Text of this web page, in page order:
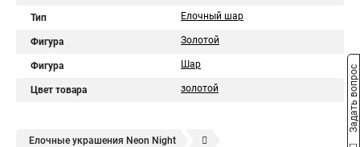
Тип Ёлочный шар
Фигура Золотой
Фигура Шар
Цвет товара золотой
Елочные украшения Neon Night
Задать вопрос